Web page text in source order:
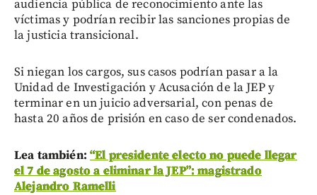
audiencia pública de reconocimiento ante las
víctimas y podrían recibir las sanciones propias de
la justicia transicional.
Si niegan los cargos, sus casos podrían pasar a la
Unidad de Investigación y Acusación de la JEP y
terminar en un juicio adversarial, con penas de
hasta 20 años de prisión en caso de ser condenados.
Lea también: “El presidente electo no puede llegar
el 7 de agosto a eliminar la JEP”: magistrado
Alejandro Ramelli